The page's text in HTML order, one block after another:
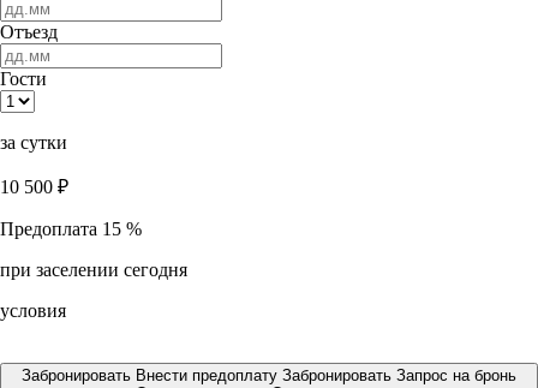
Отъезд
Гости
за сутки
10 500 ₽
Предоплата 15 %
при заселении сегодня
условия
Забронировать Внести предоплату Забронировать Запрос на бронь